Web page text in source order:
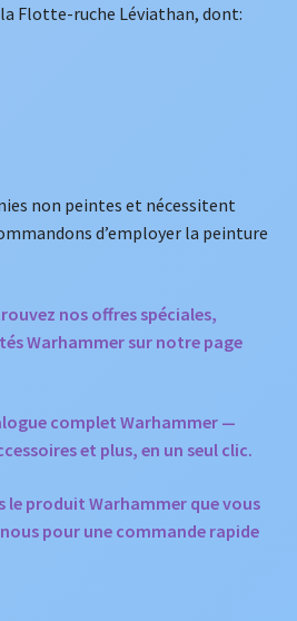
Flotte-ruche Léviathan, dont:
non peintes et nécessitent
d’employer la peinture
nos offres spéciales,
Warhammer sur notre page
complet Warhammer —
et plus, en un seul clic.
le produit Warhammer que vous
pour une commande rapide